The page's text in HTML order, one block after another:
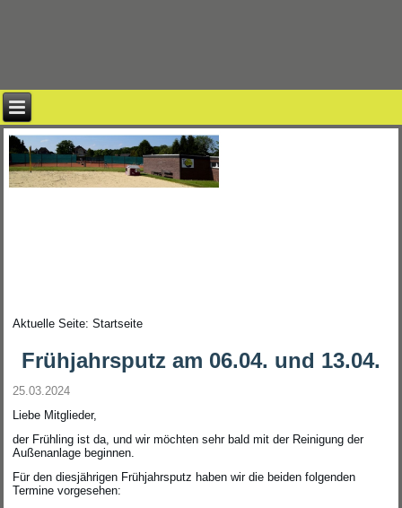
Aktuelle Seite:Startseite
Frühjahrsputz am 06.04. und 13.04.
25.03.2024
Liebe Mitglieder,
der Frühling ist da, und wir möchten sehr bald mit der Reinigung der
Außenanlage beginnen.
Für den diesjährigen Frühjahrsputz haben wir die beiden folgenden
Termine vorgesehen: